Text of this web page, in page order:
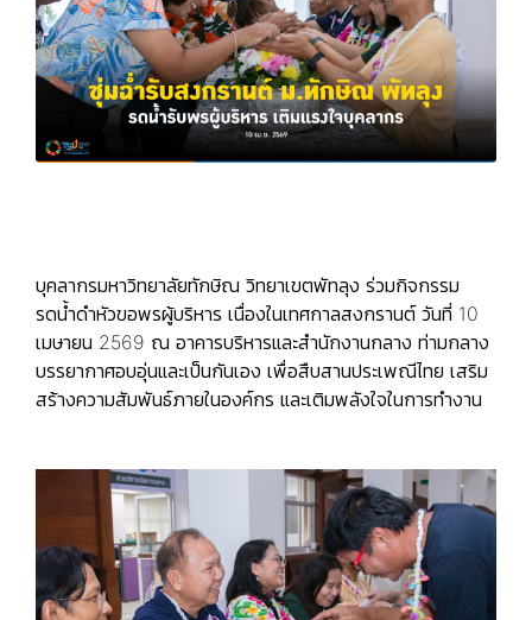
บุคลากรมหาวิทยาลัยทักษิณ วิทยาเขตพัทลุง ร่วมกิจกรรม
รดน้ำดำหัวขอพรผู้บริหาร เนื่องในเทศกาลสงกรานต์ วันที่ 10
เมษายน 2569 ณ อาคารบริหารและสำนักงานกลาง ท่ามกลาง
บรรยากาศอบอุ่นและเป็นกันเอง เพื่อสืบสานประเพณีไทย เสริม
สร้างความสัมพันธ์ภายในองค์กร และเติมพลังใจในการทำงาน